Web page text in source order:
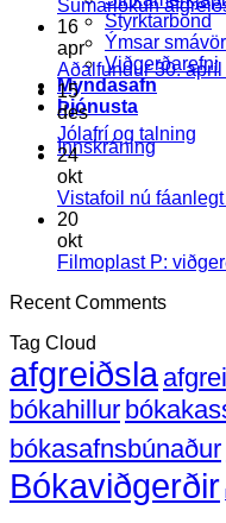
Styrktarbönd
Ýmsar
Viðgerðarefni
Myndasafn
Þjónusta
Innskráning
Sumarlokun
16
apr
Aðalfundur 30.
15
des
Jólafrí og talning
24
okt
Vistafoil nú
20
okt
Filmoplast P:
Recent Comments
Tag Cloud
afgreiðsla
bókahillur
bókasafnsbúnaður
Bókaviðgerðir